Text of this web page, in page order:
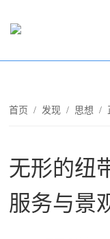
首页 /发现 / 思想 /
无形的纽
服务与景